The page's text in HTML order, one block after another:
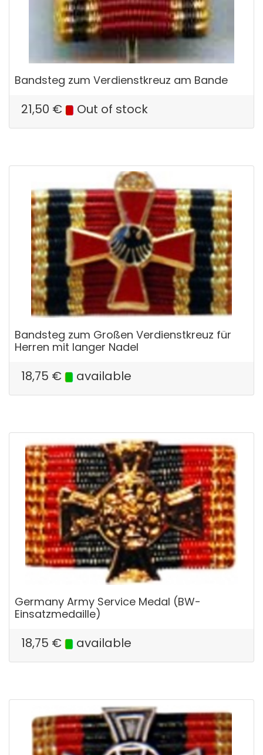
Bandsteg zum Verdienstkreuz am Bande
21,50 € Out of stock
Bandsteg zum Großen Verdienstkreuz für
Herren mit langer Nadel
18,75 € available
Germany Army Service Medal (BW-
Einsatzmedaille)
18,75 € available